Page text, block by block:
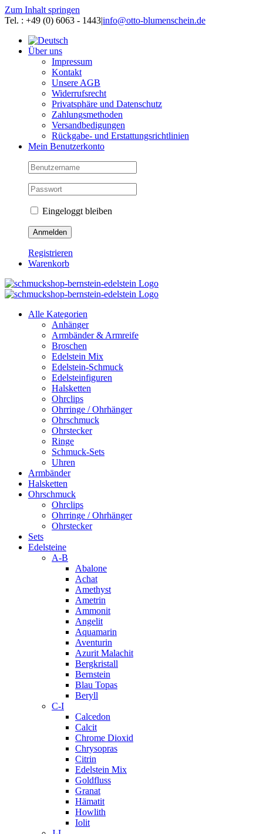
Zum Inhalt springen
Tel. : +49 (0) 6063 - 1443|info@otto-blumenschein.de
Über uns
Impressum
Kontakt
Unsere AGB
Widerrufsrecht
Privatsphäre und Datenschutz
Zahlungsmethoden
Versandbedigungen
Rückgabe- und Erstattungsrichtlinien
Mein Benutzerkonto
Eingeloggt bleiben
Registrieren
Warenkorb
Alle Kategorien
Anhänger
Armbänder & Armreife
Broschen
Edelstein Mix
Edelstein-Schmuck
Edelsteinfiguren
Halsketten
Ohrclips
Ohrringe / Ohrhänger
Ohrschmuck
Ohrstecker
Ringe
Schmuck-Sets
Uhren
Armbänder
Halsketten
Ohrschmuck
Ohrclips
Ohrringe / Ohrhänger
Ohrstecker
Sets
Edelsteine
A-B
Abalone
Achat
Amethyst
Ametrin
Ammonit
Angelit
Aquamarin
Aventurin
Azurit Malachit
Bergkristall
Bernstein
Blau Topas
Beryll
C-I
Calcedon
Calcit
Chrome Dioxid
Chrysopras
Citrin
Edelstein Mix
Goldfluss
Granat
Hämatit
Howlith
Iolit